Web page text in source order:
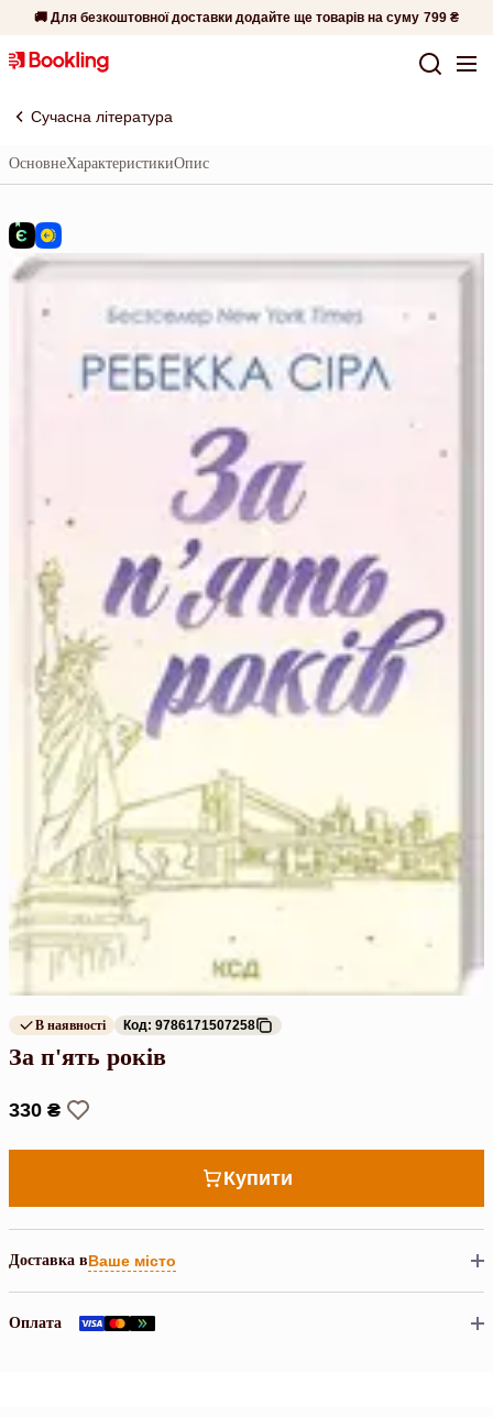
🚚 Для безкоштовної доставки додайте ще товарів на суму 799 ₴
Сучасна література
ОсновнеХарактеристикиОпис
В наявності Код: 9786171507258
За п'ять років
330 ₴
Купити
Доставка вВаше місто
Оплата